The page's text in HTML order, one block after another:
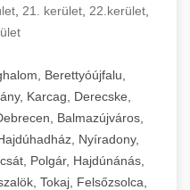
21. kerület 22.kerület
Berettyóújfalu,
Karcag, Derecske,
Balmazújváros,
Nyíradony,
Polgár, Hajdúnánás,
Tokaj, Felsőzsolca,